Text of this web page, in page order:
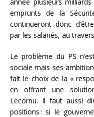
emprunts de la
continueront donc
par les salariés, au
Le problème du PS
sociale mais ses
fait le choix de la «
en offrant une
Lecornu. Il faut aussi
positions : si le